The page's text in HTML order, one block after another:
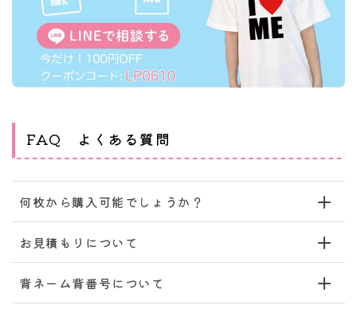
FAQ よくある質問
何枚から購入可能でしょうか？
お見積もりについて
背ネーム背番号について